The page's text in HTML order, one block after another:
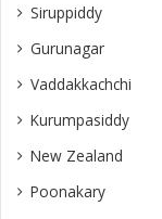
Siruppiddy
Gurunagar
Vaddakkachchi
Kurumpasiddy
New Zealand
Poonakary